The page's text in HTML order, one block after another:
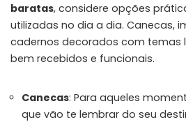
baratas, considere opções
utilizadas no dia a dia. Canecas,
cadernos decorados com temas
bem recebidos e funcionais.
Canecas: Para aqueles
que vão te lembrar do seu